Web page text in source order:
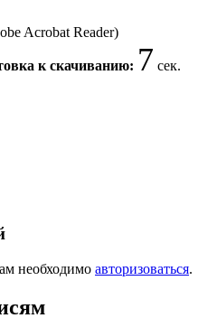
Acrobat Reader)
к скачиванию: 7 сек.
необходимо авторизоваться.